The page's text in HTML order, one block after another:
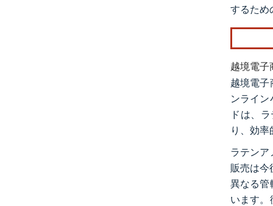
するため
越境電子
越境電子
ンライ
ドは、
り、効
ラテンア
販売は今
異なる管
います。